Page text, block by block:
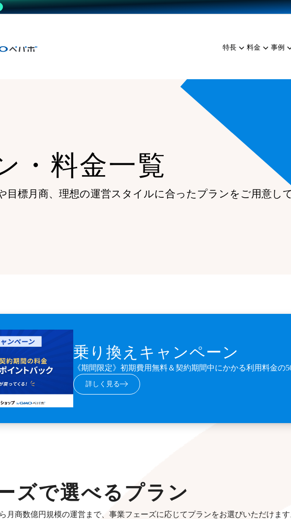
特長 料金 事例
WordPress導入
複数店舗との連携
雑貨販売
料金シミュレーション
コミュニティイベント
・料金一覧
目標月商、理想の運営スタイルに合ったプランを ご用意し
乗り換えキャンペーン
《期間限定》初期費用無料＆契約期間中にかかる利用料金の
詳しく見る
ズで選べるプラン
月商数億円規模の運営まで、事業フェーズに応じてプランをお選びいただけます